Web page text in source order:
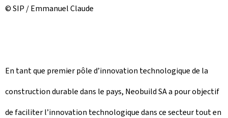
© SIP / Emmanuel Claude
En tant que premier pôle d’innovation technologique de la
construction durable dans le pays, Neobuild SA a pour objectif
de faciliter l’innovation technologique dans ce secteur tout en